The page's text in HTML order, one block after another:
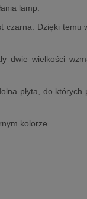
lamp.
Dzięki temu
dwie wielkości
płyta, do których
kolorze.